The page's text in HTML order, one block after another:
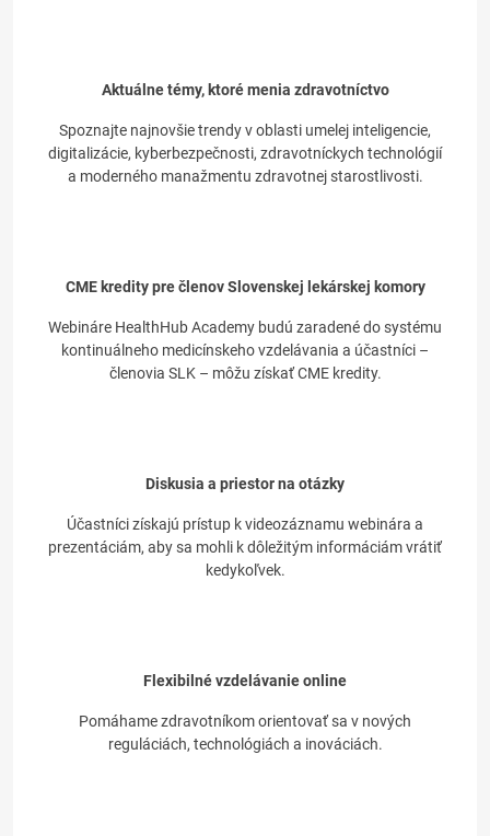
Aktuálne témy, ktoré menia zdravotníctvo
Spoznajte najnovšie trendy v oblasti umelej inteligencie,
digitalizácie, kyberbezpečnosti, zdravotníckych technológií
a moderného manažmentu zdravotnej starostlivosti.
CME kredity pre členov Slovenskej lekárskej komory
Webináre HealthHub Academy budú zaradené do systému
kontinuálneho medicínskeho vzdelávania a účastníci –
členovia SLK – môžu získať CME kredity.
Diskusia a priestor na otázky
Účastníci získajú prístup k videozáznamu webinára a
prezentáciám, aby sa mohli k dôležitým informáciám vrátiť
kedykoľvek.
Flexibilné vzdelávanie online
Pomáhame zdravotníkom orientovať sa v nových
reguláciách, technológiách a inováciách.